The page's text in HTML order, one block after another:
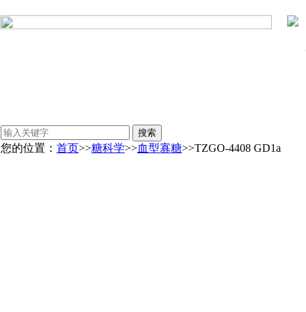
您的位置： 首页>>糖科学>>血型寡糖>>TZGO-4408 GD1a